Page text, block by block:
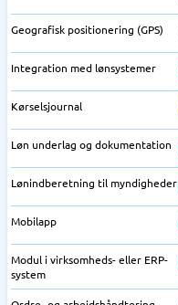
Geografisk positionering (GPS)
Integration med lønsystemer
Kørselsjournal
Løn underlag og dokumentation
Lønindberetning til myndigheder
Mobilapp
Modul i virksomheds- eller ERP-
system